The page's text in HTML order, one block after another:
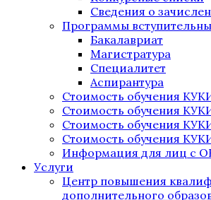
Сведения о
Программы
Бакалавриат
Магистратура
Специалитет
Аспирантура
Стоимость обучения
Стоимость обучения
Стоимость обучения
Стоимость обучения
Информация для лиц с
Услуги
Центр повышения
дополнительного